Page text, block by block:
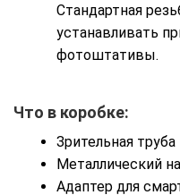
Стандартная
устанавливать
фотоштативы.
Что в коробке:
Зрительная труба
Металлический
Адаптер для